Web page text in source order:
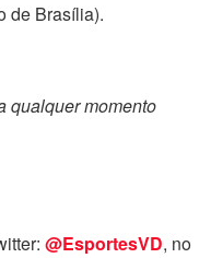
de Brasília).
qualquer momento
@EsportesVD, no